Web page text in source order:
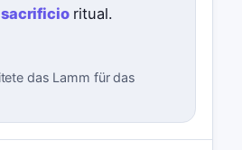
sacrificioritual.
das Lamm für das